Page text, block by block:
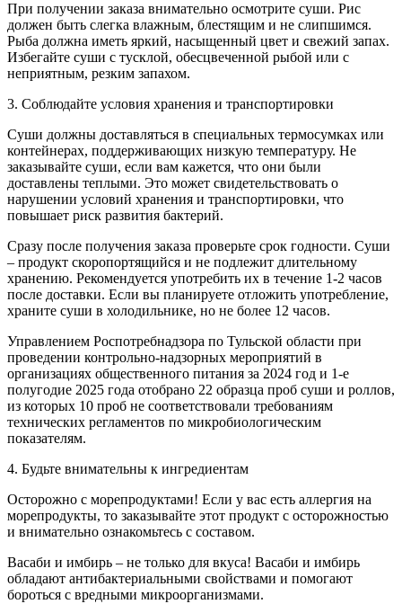
При получении заказа внимательно осмотрите суши. Рис
должен быть слегка влажным, блестящим и не слипшимся.
Рыба должна иметь яркий, насыщенный цвет и свежий запах.
Избегайте суши с тусклой, обесцвеченной рыбой или с
неприятным, резким запахом.
3. Соблюдайте условия хранения и транспортировки
Суши должны доставляться в специальных термосумках или
контейнерах, поддерживающих низкую температуру. Не
заказывайте суши, если вам кажется, что они были
доставлены теплыми. Это может свидетельствовать о
нарушении условий хранения и транспортировки, что
повышает риск развития бактерий.
Сразу после получения заказа проверьте срок годности. Суши
– продукт скоропортящийся и не подлежит длительному
хранению. Рекомендуется употребить их в течение 1-2 часов
после доставки. Если вы планируете отложить употребление,
храните суши в холодильнике, но не более 12 часов.
Управлением Роспотребнадзора по Тульской области при
проведении контрольно-надзорных мероприятий в
организациях общественного питания за 2024 год и 1-е
полугодие 2025 года отобрано 22 образца проб суши и роллов,
из которых 10 проб не соответствовали требованиям
технических регламентов по микробиологическим
показателям.
4. Будьте внимательны к ингредиентам
Осторожно с морепродуктами! Если у вас есть аллергия на
морепродукты, то заказывайте этот продукт с осторожностью
и внимательно ознакомьтесь с составом.
Васаби и имбирь – не только для вкуса! Васаби и имбирь
обладают антибактериальными свойствами и помогают
бороться с вредными микроорганизмами.